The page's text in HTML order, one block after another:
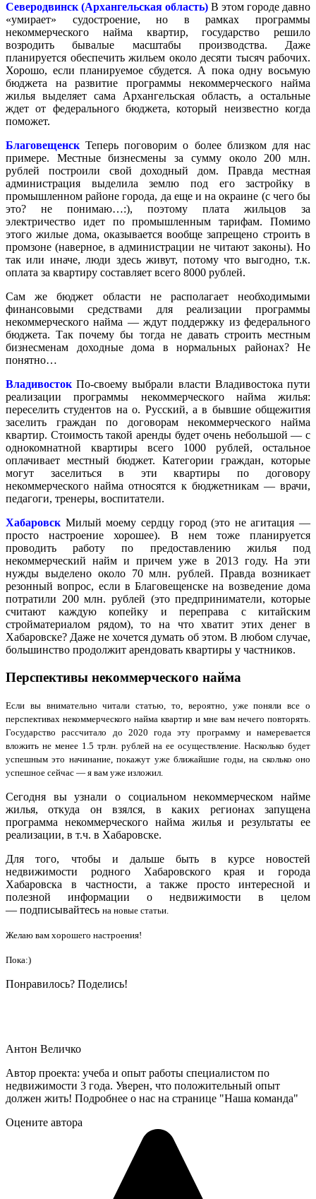
Северодвинск (Архангельская область) В этом городе давно
«умирает» судостроение, но в рамках программы
некоммерческого найма квартир, государство решило
возродить бывалые масштабы производства. Даже
планируется обеспечить жильем около десяти тысяч рабочих.
Хорошо, если планируемое сбудется. А пока одну восьмую
бюджета на развитие программы некоммерческого найма
жилья выделяет сама Архангельская область, а остальные
ждет от федерального бюджета, который неизвестно когда
поможет.
БлаговещенскТеперь поговорим о более близком для нас
примере. Местные бизнесмены за сумму около 200 млн.
рублей построили свой доходный дом. Правда местная
администрация выделила землю под его застройку в
промышленном районе города, да еще и на окраине (с чего бы
это? не понимаю…:), поэтому плата жильцов за
электричество идет по промышленным тарифам. Помимо
этого жилые дома, оказывается вообще запрещено строить в
промзоне (наверное, в администрации не читают законы). Но
так или иначе, люди здесь живут, потому что выгодно, т.к.
оплата за квартиру составляет всего 8000 рублей.
Сам же бюджет области не располагает необходимыми
финансовыми средствами для реализации программы
некоммерческого найма — ждут поддержку из федерального
бюджета. Так почему бы тогда не давать строить местным
бизнесменам доходные дома в нормальных районах? Не
понятно…
Владивосток По-своему выбрали власти Владивостока пути
реализации программы некоммерческого найма жилья:
переселить студентов на о. Русский, а в бывшие общежития
заселить граждан по договорам некоммерческого найма
квартир. Стоимость такой аренды будет очень небольшой — с
однокомнатной квартиры всего 1000 рублей, остальное
оплачивает местный бюджет. Категории граждан, которые
могут заселиться в эти квартиры по договору
некоммерческого найма относятся к бюджетникам — врачи,
педагоги, тренеры, воспитатели.
Хабаровск Милый моему сердцу город (это не агитация —
просто настроение хорошее). В нем тоже планируется
проводить работу по предоставлению жилья под
некоммерческий найм и причем уже в 2013 году. На эти
нужды выделено около 70 млн. рублей. Правда возникает
резонный вопрос, если в Благовещенске на возведение дома
потратили 200 млн. рублей (это предприниматели, которые
считают каждую копейку и переправа с китайским
стройматериалом рядом), то на что хватит этих денег в
Хабаровске? Даже не хочется думать об этом. В любом случае,
большинство продолжит арендовать квартиры у частников.
Перспективы некоммерческого найма
Если вы внимательно читали статью, то, вероятно, уже поняли все о
перспективах некоммерческого найма квартир и мне вам нечего повторять.
Государство рассчитало до 2020 года эту программу и намеревается
вложить не менее 1.5 трлн. рублей на ее осуществление. Насколько будет
успешным это начинание, покажут уже ближайшие годы, на сколько оно
успешное сейчас — я вам уже изложил.
Сегодня вы узнали о социальном некоммерческом найме
жилья, откуда он взялся, в каких регионах запущена
программа некоммерческого найма жилья и результаты ее
реализации, в т.ч. в Хабаровске.
Для того, чтобы и дальше быть в курсе новостей
недвижимости родного Хабаровского края и города
Хабаровска в частности, а также просто интересной и
полезной информации о недвижимости в целом
— подписывайтесь на новые статьи.
Желаю вам хорошего настроения!
Пока:)
Понравилось? Поделись!
Антон Величко
Автор проекта: учеба и опыт работы специалистом по
недвижимости 3 года. Уверен, что положительный опыт
должен жить! Подробнее о нас на странице "Наша команда"
Оцените автора